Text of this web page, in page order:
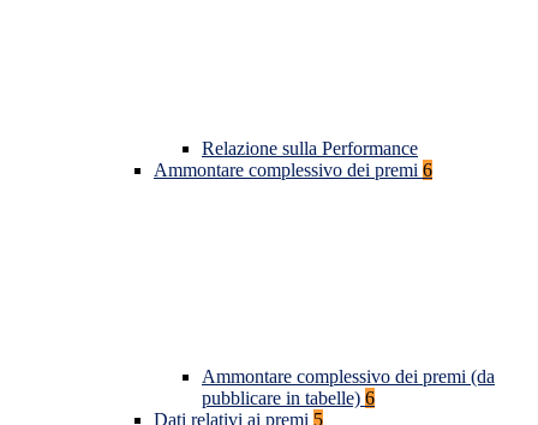
Relazione sulla Performance
Ammontare complessivo dei premi 6
Ammontare complessivo dei premi (da
pubblicare in tabelle) 6
Dati relativi ai premi 5